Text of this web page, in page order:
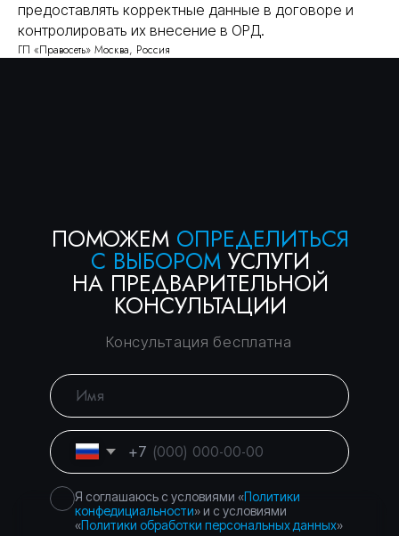
предоставлять корректные данные в договоре и
контролировать их внесение в ОРД.
ГП «Правосеть» Москва, Россия
©2026Правосеть
Город Москва, вн.тер.г.
муниципальный округ
Басманный, пер.
Подкопаевский, д. 4 стр. 6А
Политика
конфиденциальности
Торги и банковские
гарантии — без
рисков
Вы уже тут
Консалтинговое
сопровождение
Правосеть
Юридические услуги в Москве
Банкротство физических лиц в Москве